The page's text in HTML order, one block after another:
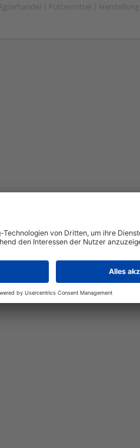
| Futtermittel | Herstellung